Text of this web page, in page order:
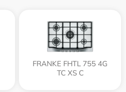
FRANKE FHTL 755 4G
TC XS C